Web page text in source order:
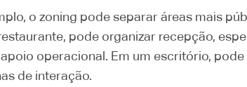
o zoning pode separar áreas mais
pode organizar recepção,
operacional. Em um escritório,
de interação.